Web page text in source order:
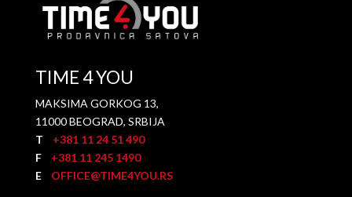
TIME 4 YOU
MAKSIMA GORKOG 13,
11000 BEOGRAD, SRBIJA
T +381 11 24 51 490
F+381 11 245 1490
E OFFICE@TIME4YOU.RS